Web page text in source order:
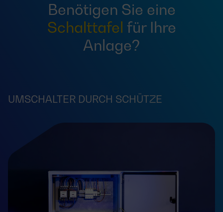
Benötigen Sie eine
Schalttafel für Ihre
Anlage?
UMSCHALTER DURCH SCHÜTZE